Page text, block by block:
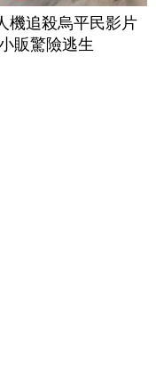
機追殺烏平民影片
販驚險逃生